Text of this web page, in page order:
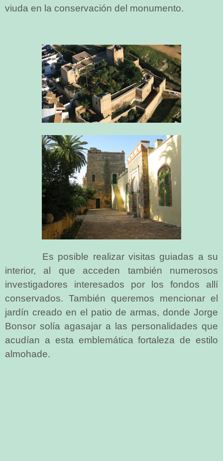
viuda en la conservación del monumento.
Es posible realizar visitas guiadas a su
interior, al que acceden también numerosos
investigadores interesados por los fondos allí
conservados. También queremos mencionar el
jardín creado en el patio de armas, donde Jorge
Bonsor solía agasajar a las personalidades que
acudían a esta emblemática fortaleza de estilo
almohade.